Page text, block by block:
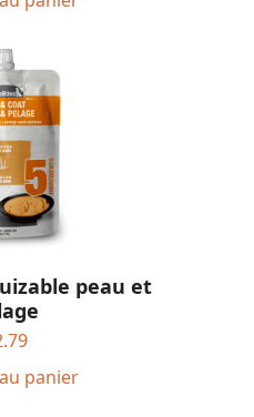
peau et
panier